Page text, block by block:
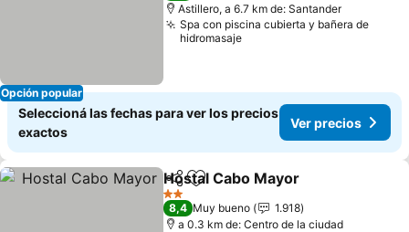
Opción popular
Astillero, a 6.7 km de: Santander
Spa con piscina cubierta y bañera de
hidromasaje
Seleccioná las fechas para ver los precios
exactos
Ver precios
CompartirAñadir a favoritos
Hostal Cabo Mayor
2 Estrellas
8,4 Muy bueno
1.918
a 0.3 km de: Centro de la ciudad